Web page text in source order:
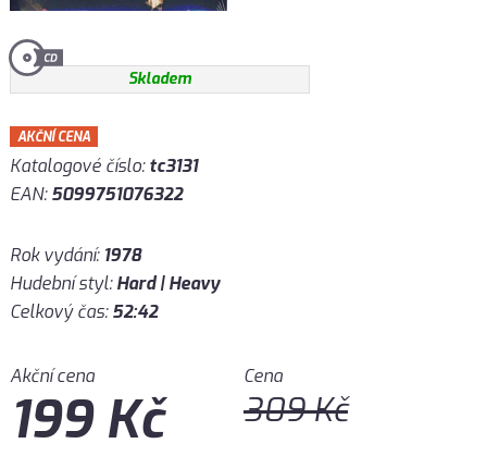
Skladem
AKČNÍ CENA
Katalogové číslo:tc3131
EAN:5099751076322
Rok vydání: 1978
Hudební styl:Hard | Heavy
Celkový čas:52:42
Akční cena
199Kč
Cena
309Kč